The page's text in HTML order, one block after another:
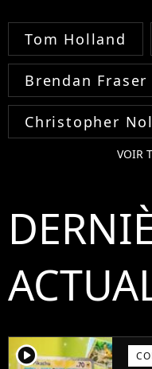
Tom Holland
Brendan Fraser
Christopher
VOIR
player2